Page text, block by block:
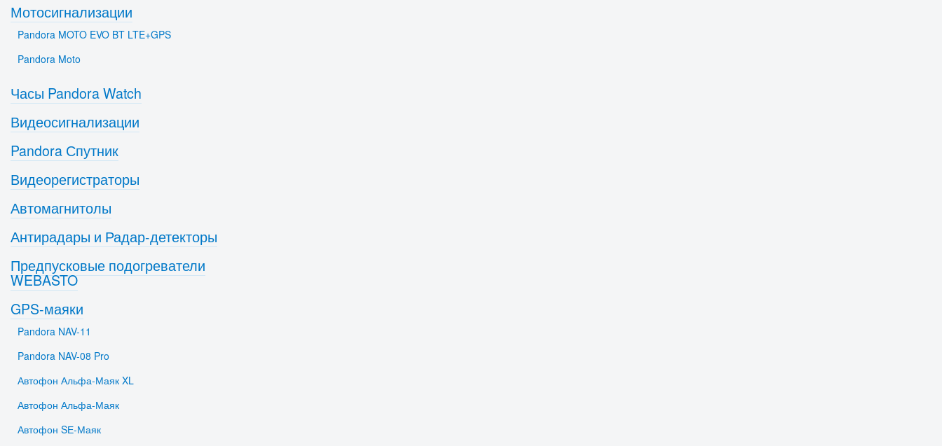
Мотосигнализации
Pandora MOTO EVO BT LTE+GPS
Pandora Moto
Часы Pandora Watch
Видеосигнализации
Pandora Спутник
Видеорегистраторы
Автомагнитолы
Антирадары и Радар-детекторы
Предпусковые подогреватели
WEBASTO
GPS-маяки
Pandora NAV-11
Pandora NAV-08 Pro
Автофон Альфа-Маяк XL
Автофон Альфа-Маяк
Автофон SЕ-Маяк